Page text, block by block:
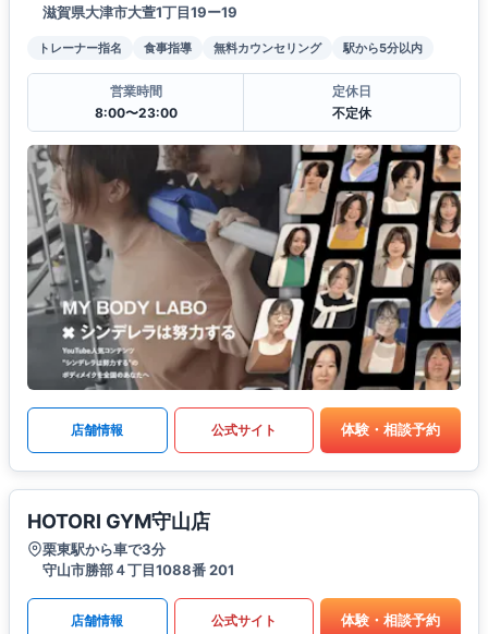
滋賀県大津市大萱1丁目19ー19
トレーナー指名 食事指導 無料カウンセリング 駅から5分以内
営業時間
8:00〜23:00
定休日
不定休
店舗情報 公式サイト 体験・相談予約
HOTORI GYM守山店
栗東駅から車で3分
守山市勝部４丁目1088番 201
店舗情報 公式サイト 体験・相談予約